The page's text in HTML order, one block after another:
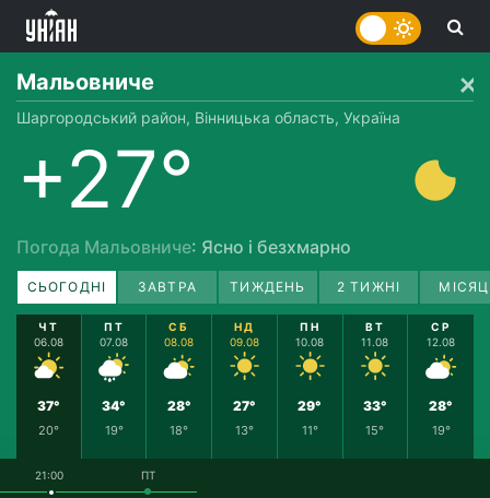
Мальовниче
Шаргородський район, Вінницька область, Україна
+27°
Погода Мальовниче: Ясно і безхмарно
СЬОГОДНІ ЗАВТРА ТИЖДЕНЬ 2 ТИЖНІ
ЧТ
06.08
37°
20°
ПТ
07.08
34°
19°
СБ
08.08
28°
18°
НД
09.08
27°
13°
ПН
10.08
29°
11°
ВТ
11.08
33°
15°
СР
12.08
28°
19°
21:00 ПТ